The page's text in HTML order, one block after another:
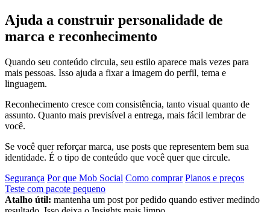
Ajuda a construir personalidade de
marca e reconhecimento
Quando seu conteúdo circula, seu estilo aparece mais vezes para
mais pessoas. Isso ajuda a fixar a imagem do perfil, tema e
linguagem.
Reconhecimento cresce com consistência, tanto visual quanto de
assunto. Quanto mais previsível a entrega, mais fácil lembrar de
você.
Se você quer reforçar marca, use posts que representem bem sua
identidade. É o tipo de conteúdo que você quer que circule.
Segurança Por que Mob Social Como comprar Planos e preços
Teste com pacote pequeno
Atalho útil: mantenha um post por pedido quando estiver medindo